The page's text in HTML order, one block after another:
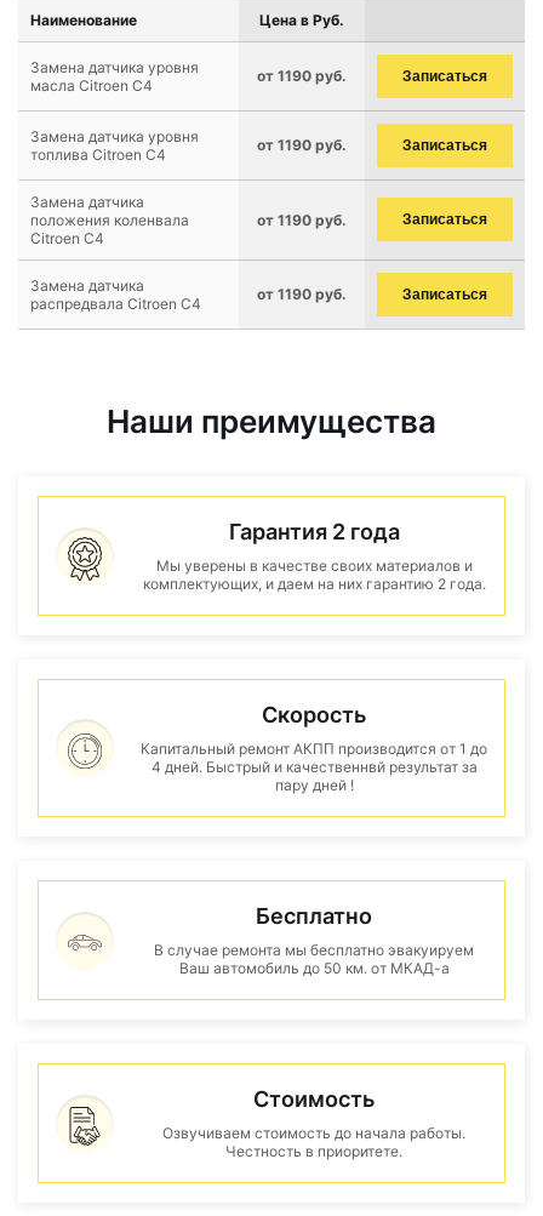
Наименование Цена в Руб.
Замена датчика уровня
масла Citroen C4
от 1190 руб. Записаться
Замена датчика уровня
топлива Citroen C4
от 1190 руб. Записаться
Замена датчика
положения коленвала
Citroen C4
от 1190 руб. Записаться
Замена датчика
распредвала Citroen C4
от 1190 руб. Записаться
Наши преимущества
Гарантия 2 года
Мы уверены в качестве своих материалов и
комплектующих, и даем на них гарантию 2 года.
Скорость
Капитальный ремонт АКПП производится от 1 до
4 дней. Быстрый и качественнвй результат за
пару дней !
Бесплатно
В случае ремонта мы бесплатно эвакуируем
Ваш автомобиль до 50 км. от МКАД-а
Стоимость
Озвучиваем стоимость до начала работы.
Честность в приоритете.